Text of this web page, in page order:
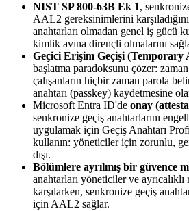
NIST SP 800-63B Ek 1,
AAL2 gereksinimlerini
anahtarları olmadan genel iş gücü
kimlik avına dirençli olmalarını
Geçici Erişim Geçişi (Temporary
başlatma paradoksunu çözer:
çalışanların hiçbir zaman parola
anahtarı (passkey) kaydetmesine
Microsoft Entra ID'de onay
senkronize geçiş anahtarlarını
uygulamak için Geçiş Anahtarı
kullanın: yöneticiler için zorunlu,
dışı.
Bölümlere ayrılmış bir güvence
anahtarları yöneticiler ve
karşılarken, senkronize geçiş
için AAL2 sağlar.